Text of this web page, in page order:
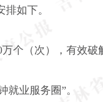
如下。
万个（次），有效破
就业服务圈”。